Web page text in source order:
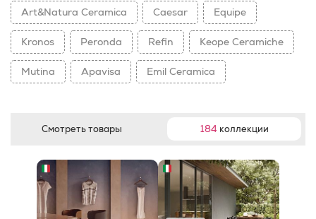
Art&Natura Ceramica Caesar Equipe
Kronos Peronda Refin Keope Ceramiche
Mutina Apavisa Emil Ceramica
Смотреть товары 184 коллекции